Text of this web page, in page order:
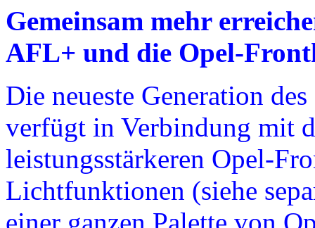
Gemeinsam mehr
AFL+ und die Opel-
Die neueste Generation
verfügt in Verbindung mit
leistungsstärkeren Opel-
Lichtfunktionen (siehe
einer ganzen Palette von